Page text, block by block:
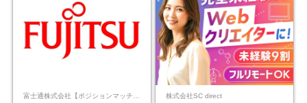
株式会社SC direct